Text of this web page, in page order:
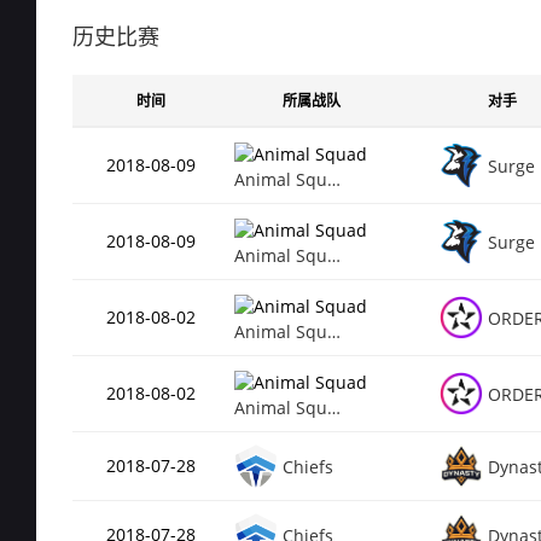
de_cache Rating
总场次
Rating
总场次 14
de_overpass
总场次
Rating
历史比赛
时间 所属战队 对手
2018-08-09
Animal Squad
Surge
2018-08-09
Animal Squad
Surge
2018-08-02
Animal Squad
2018-08-02
Animal Squad
2018-07-28 Chiefs
2018-07-28 Chiefs